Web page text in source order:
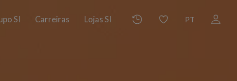
SI Carreiras Lojas SI PT